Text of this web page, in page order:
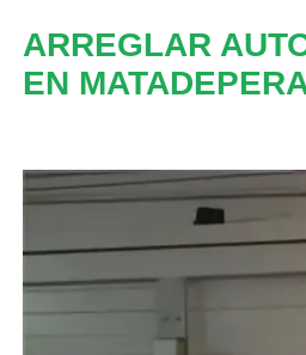
ARREGLAR
EN